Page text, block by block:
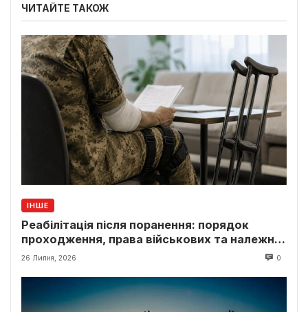
ЧИТАЙТЕ ТАКОЖ
ІНШЕ
Реабілітація після поранення: порядок
проходження, права військових та належні
виплати
26 Липня, 2026 0